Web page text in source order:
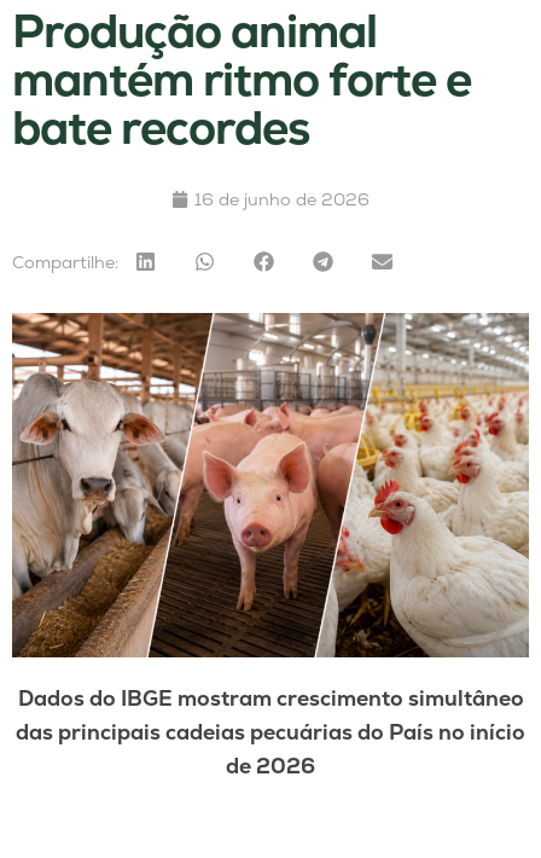
Produção animal
mantém ritmo forte e
bate recordes
16 de junho de 2026
Compartilhe:
Dados do IBGE mostram crescimento simultâneo
das principais cadeias pecuárias do País no início
de 2026